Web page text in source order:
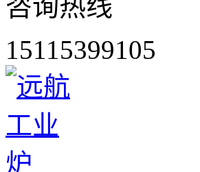
咨询热线
15115399105